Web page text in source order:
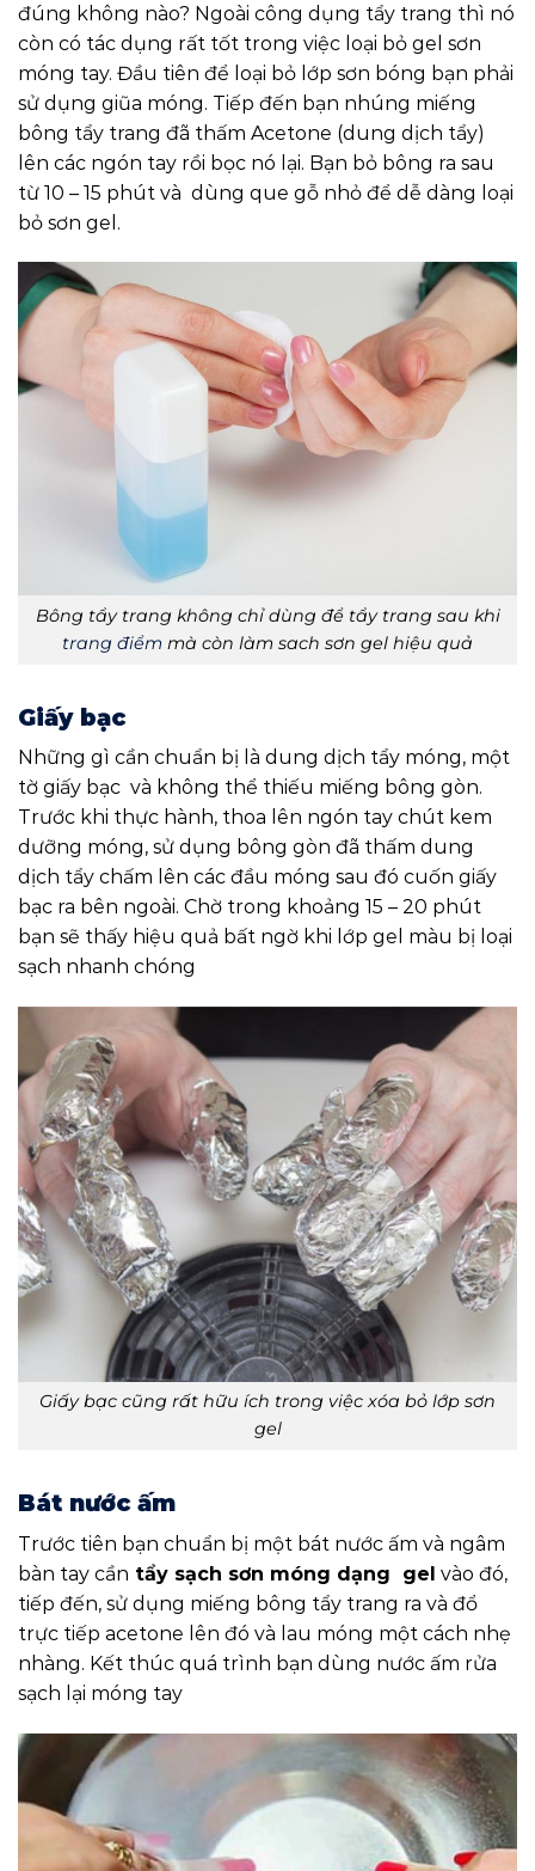
đúng không nào? Ngoài công dụng tẩy trang thì nó
còn có tác dụng rất tốt trong việc loại bỏ gel sơn
móng tay. Đầu tiên để loại bỏ lớp sơn bóng bạn phải
sử dụng giũa móng. Tiếp đến bạn nhúng miếng
bông tẩy trang đã thấm Acetone (dung dịch tẩy)
lên các ngón tay rồi bọc nó lại. Bạn bỏ bông ra sau
từ 10 – 15 phút và dùng que gỗ nhỏ để dễ dàng loại
bỏ sơn gel.
Bông tẩy trang không chỉ dùng để tẩy trang sau khi
trang điểm mà còn làm sach sơn gel hiệu quả
Giấy bạc
Những gì cần chuẩn bị là dung dịch tẩy móng, một
tờ giấy bạc và không thể thiếu miếng bông gòn.
Trước khi thực hành, thoa lên ngón tay chút kem
dưỡng móng, sử dụng bông gòn đã thấm dung
dịch tẩy chấm lên các đầu móng sau đó cuốn giấy
bạc ra bên ngoài. Chờ trong khoảng 15 – 20 phút
bạn sẽ thấy hiệu quả bất ngờ khi lớp gel màu bị loại
sạch nhanh chóng
Giấy bạc cũng rất hữu ích trong việc xóa bỏ lớp sơn
gel
Bát nước ấm
Trước tiên bạn chuẩn bị một bát nước ấm và ngâm
bàn tay cần tẩy sạch sơn móng dạng gel vào đó,
tiếp đến, sử dụng miếng bông tẩy trang ra và đổ
trực tiếp acetone lên đó và lau móng một cách nhẹ
nhàng. Kết thúc quá trình bạn dùng nước ấm rửa
sạch lại móng tay